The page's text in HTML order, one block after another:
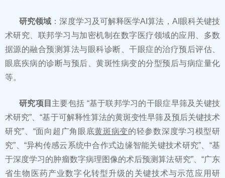
研究领域 ：深度学习及可解释医学AI算法，AI眼科关键技
术研究、联邦学习与加密机制在数字医疗领域的应用、多数
据源的融合预测算法与眼科诊断、干眼症的治疗预后评估、
眼底疾病的诊断与预后、黄斑性病变的分型预后与病症量化
等。
研究项目 主要包括 “基于联邦学习的干眼症早筛及关键技
术研究”、“基于可解释性算法的黄斑变性早筛及预后关键技术
研究”、“面向超广角眼底黄斑病变的轻参数深度学习模型研
究”、“异构传感云系统中合作式边缘智能关键技术研究”、“基
于深度学习的肿瘤数字病理图像的术后预测算法研究”、“广东
省生物医药产业数字化转型升级的关键技术与示范应用研